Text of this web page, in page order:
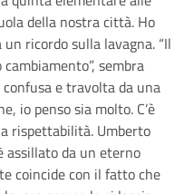
della nostra città. Ho
ricordo sulla lavagna. “Il
sembra
confusa e travolta da una
io penso sia molto. C’è
rispettabilità. Umberto
assillato da un eterno
coincide con il fatto che